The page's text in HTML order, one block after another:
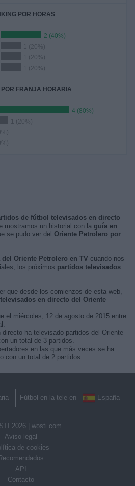
POR HORAS
2 (40%)
1 (20%)
1 (20%)
1 (20%)
FRANJA HORARIA
4 (80%)
1 (20%)
de fútbol televisados en directo
mostramos un historial con la guía en
se pudo ver del Oriente Petrolero por
del Oriente Petrolero en TV cuando nos
los próximos partidos televisados
que desde los comienzos de esta web,
en directo del Oriente
el miércoles, 12 de agosto de 2015 entre
ha televisado partidos del Oriente
un total de 3 partidos.
en las que más veces se ha
con un total de 2 partidos.
Fútbol en la tele en España
2026 | wosti.com
Aviso legal
de cookies
API
Contacto